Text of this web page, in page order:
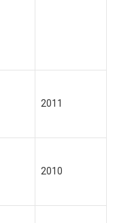
2011
2010